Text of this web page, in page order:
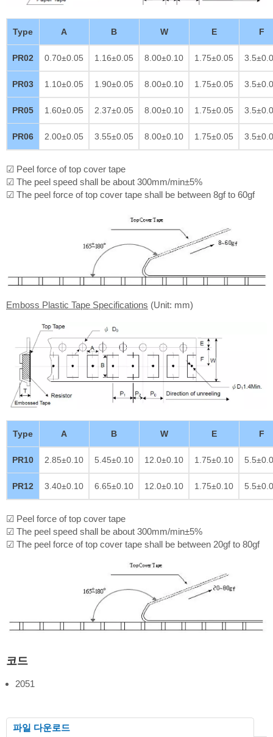
Type A B W E F
PR02 0.70±0.05 1.16±0.05 8.00±0.10 1.75±0.05
PR03 1.10±0.05 1.90±0.05 8.00±0.10 1.75±0.05
PR05 1.60±0.05 2.37±0.05 8.00±0.10 1.75±0.05
PR06 2.00±0.05 3.55±0.05 8.00±0.10 1.75±0.05
☑ Peel force of top cover tape
☑ The peel speed shall be about 300mm/min±5%
☑ The peel force of top cover tape shall be between 8gf to 60gf
Emboss Plastic Tape Specifications (Unit: mm)
Type A B W E F
PR10 2.85±0.10 5.45±0.10 12.0±0.10 1.75±0.10
PR12 3.40±0.10 6.65±0.10 12.0±0.10 1.75±0.10
☑ Peel force of top cover tape
☑ The peel speed shall be about 300mm/min±5%
☑ The peel force of top cover tape shall be between 20gf to 80gf
코드
2051
파일 다운로드